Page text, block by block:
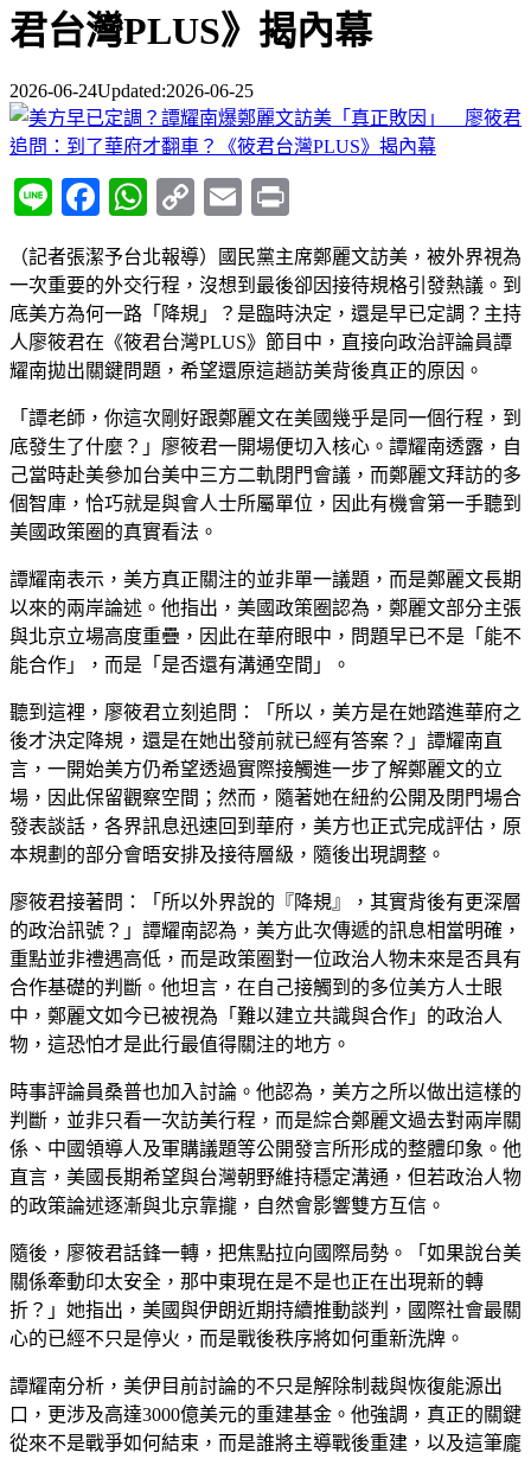
君台灣PLUS》揭內幕
2026-06-24Updated:2026-06-25
LineFacebook
WhatsApp
CopyEmail
（記者張潔予台北報導）國民黨主席鄭麗文訪美，被外界視為
一次重要的外交行程，沒想到最後卻因接待規格引發熱議。到
底美方為何一路「降規」？是臨時決定，還是早已定調？主持
人廖筱君在《筱君台灣PLUS》節目中，直接向政治評論員譚
耀南拋出關鍵問題，希望還原這趟訪美背後真正的原因。
「譚老師，你這次剛好跟鄭麗文在美國幾乎是同一個行程，到
底發生了什麼？」廖筱君一開場便切入核心。譚耀南透露，自
己當時赴美參加台美中三方二軌閉門會議，而鄭麗文拜訪的多
個智庫，恰巧就是與會人士所屬單位，因此有機會第一手聽到
美國政策圈的真實看法。
譚耀南表示，美方真正關注的並非單一議題，而是鄭麗文長期
以來的兩岸論述。他指出，美國政策圈認為，鄭麗文部分主張
與北京立場高度重疊，因此在華府眼中，問題早已不是「能不
能合作」，而是「是否還有溝通空間」。
聽到這裡，廖筱君立刻追問：「所以，美方是在她踏進華府之
後才決定降規，還是在她出發前就已經有答案？」譚耀南直
言，一開始美方仍希望透過實際接觸進一步了解鄭麗文的立
場，因此保留觀察空間；然而，隨著她在紐約公開及閉門場合
發表談話，各界訊息迅速回到華府，美方也正式完成評估，原
本規劃的部分會晤安排及接待層級，隨後出現調整。
廖筱君接著問：「所以外界說的『降規』，其實背後有更深層
的政治訊號？」譚耀南認為，美方此次傳遞的訊息相當明確，
重點並非禮遇高低，而是政策圈對一位政治人物未來是否具有
合作基礎的判斷。他坦言，在自己接觸到的多位美方人士眼
中，鄭麗文如今已被視為「難以建立共識與合作」的政治人
物，這恐怕才是此行最值得關注的地方。
時事評論員桑普也加入討論。他認為，美方之所以做出這樣的
判斷，並非只看一次訪美行程，而是綜合鄭麗文過去對兩岸關
係、中國領導人及軍購議題等公開發言所形成的整體印象。他
直言，美國長期希望與台灣朝野維持穩定溝通，但若政治人物
的政策論述逐漸與北京靠攏，自然會影響雙方互信。
隨後，廖筱君話鋒一轉，把焦點拉向國際局勢。「如果說台美
關係牽動印太安全，那中東現在是不是也正在出現新的轉
折？」她指出，美國與伊朗近期持續推動談判，國際社會最關
心的已經不只是停火，而是戰後秩序將如何重新洗牌。
譚耀南分析，美伊目前討論的不只是解除制裁與恢復能源出
口，更涉及高達3000億美元的重建基金。他強調，真正的關鍵
從來不是戰爭如何結束，而是誰將主導戰後重建，以及這筆龐